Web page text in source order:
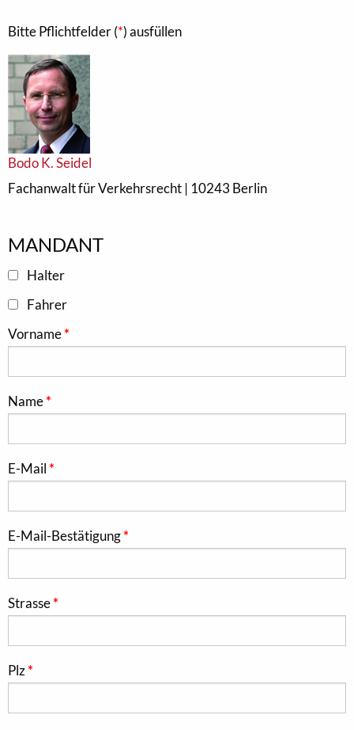
Bitte Pflichtfelder (*) ausfüllen
Bodo K. Seidel
Fachanwalt für Verkehrsrecht | 10243 Berlin
MANDANT
Halter
Fahrer
Vorname
Name
E-Mail
E-Mail-Bestätigung
Strasse
Plz